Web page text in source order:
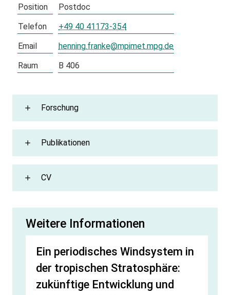
Position
Postdoc
Telefon
+49 40 41173-354
Email
henning.franke@mpimet.mpg.de
Raum
B 406
Forschung
Publikationen
CV
Weitere Informationen
Ein periodisches Windsystem in
der tropischen Stratosphäre:
zukünftige Entwicklung und